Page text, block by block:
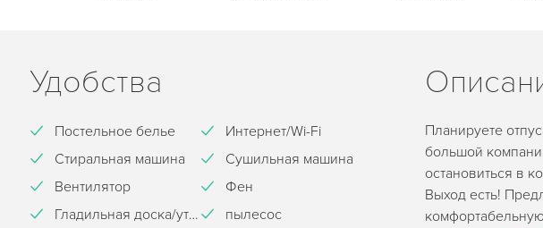
Удобства
Постельное белье
Интернет/Wi-Fi
Стиральная машина
Сушильная машина
Вентилятор
Фен
Гладильная доска/утюг
пылесос
Планируете
большой
остановиться в
Выход есть!